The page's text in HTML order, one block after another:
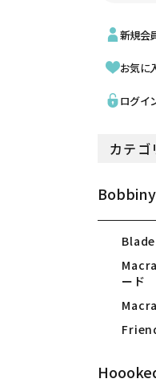
新規会
お気に
ログイ
カテゴ
ード